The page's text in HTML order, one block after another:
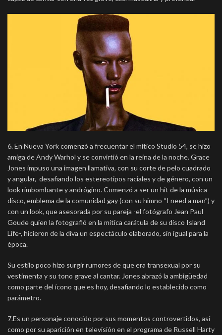
6. En Nueva York comenzó a frecuentar el mítico Studio 54, se hizo
amiga de Andy Warhol y se convirtió en la reina de la noche. Grace
Jones impuso una imagen llamativa, con su corte de pelo cuadrado
y angular, desafiando los estereotipos raciales y de género, con un
look rimbombante y andrógino. Comenzó a ser un hit de la música
disco, emblema de la comunidad gay (con su himno “I need a man”) y
con un look, que asesorada por su pareja -el fotógrafo Jean Paul
Goude quien la fotografió en la mítica carátula de su disco Island
Life-, hicieron de la diva un espectáculo elaborado, sin igual para la
época.
Su estilo poco hizo surgir rumores de que era transexual por su
vestimenta y su tono grave al cantar. Jones abrazó la ambigüedad
como parte del ícono que es hoy, desafiando lo establecido como
parámetro.
7.Es un personaje conocido por sus momentos controvertidos, así
como por su aparición en televisión en el programa de Russell Harty